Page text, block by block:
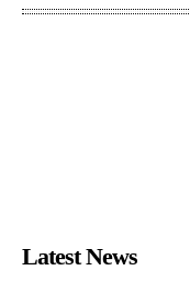
Latest News